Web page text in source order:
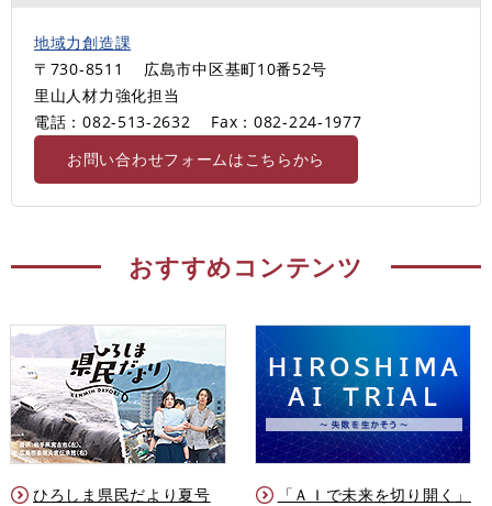
地域力創造課
〒730-8511
広島市中区基町10番52号
里山人材力強化担当
電話：082-513-2632
Fax：082-224-1977
お問い合わせフォームはこちらから
おすすめコンテンツ
ひろしま県民だより夏号
「ＡＩで未来を切り開く」